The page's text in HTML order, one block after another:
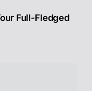
Full-Fledged